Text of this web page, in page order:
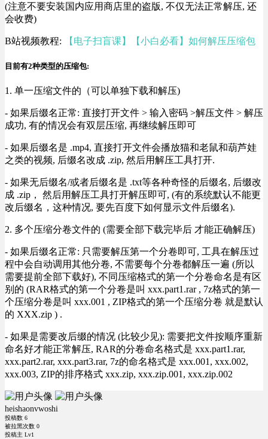
(注意不要安装国内应用商店里的盗版, 不仅无法正常解压, 还
会收费)
B站视频教程: 【电子扫盲课】【小白必看】如何解压压缩包
目前有2种类型的压缩包:
1. 单一压缩文件的（可以单独下载和解压)
- 如果后缀名正常: 直接打开文件 > 输入密码 >解压文件 > 解压
成功, 有的情况会有双层压缩, 再继续解压即可
- 如果后缀名是 .mp4, 直接打开文件会播放猫和老鼠和葫芦娃
之类的视频, 后缀名改成 .zip, 然后用解压工具打开.
- 如果无后缀名/或者后缀名是 .txt等各种奇怪的后缀名, 后缀改
成 .zip， 然后用解压工具打开解压即可, (有的系统默认不能更
改后缀名，这种情况, 要先百度下如何显示文件后缀名).
2. 多个压缩分卷文件的 (需要全部下载完毕后 才能正确解压)
- 如果后缀名正常: 只需要解压第一个分卷即可, 工具在解压过
程中会自动调用其他分卷, 不需要每个分卷都解压一遍 (所以
需要提前全部下载好), 不同压缩格式的第一个分卷命名是有区
别的 (RAR格式的第一个分卷是叫 xxx.part1.rar , 7z格式的第一
个压缩分卷是叫 xxx.001 , ZIP格式的第一个压缩分卷 就是默认
的 XXX.zip ) .
- 如果是需要改后缀的情况 (比较少见): 需要把文件按顺序重新
命名好才能正常解压, RAR的分卷命名格式是 xxx.part1.rar,
xxx.part2.rar, xxx.part3.rar, 7z的命名格式是 xxx.001, xxx.002,
xxx.003, ZIP的排序格式 xxx.zip, xxx.zip.001, xxx.zip.002
heishaonvwoshi
投稿数 6
被拉黑次数 0
投稿主 Lv1